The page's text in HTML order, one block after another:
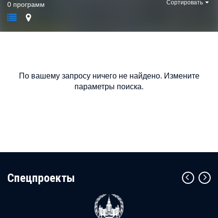
0 программ Сортировать
По вашему запросу ничего не найдено. Измените
параметры поиска.
Cпецпроекты